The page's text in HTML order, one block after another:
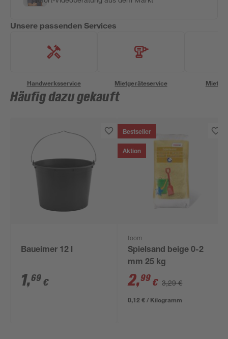
Unsere passenden Services
Handwerksservice Mietgeräteservice
Häufig dazu gekauft
Baueimer 12 l
1,69 €
Bestseller
Aktion
toom
Spielsand beige 0-2
mm 25 kg
2,99 € 3,29 €
0,12 € / Kilogramm